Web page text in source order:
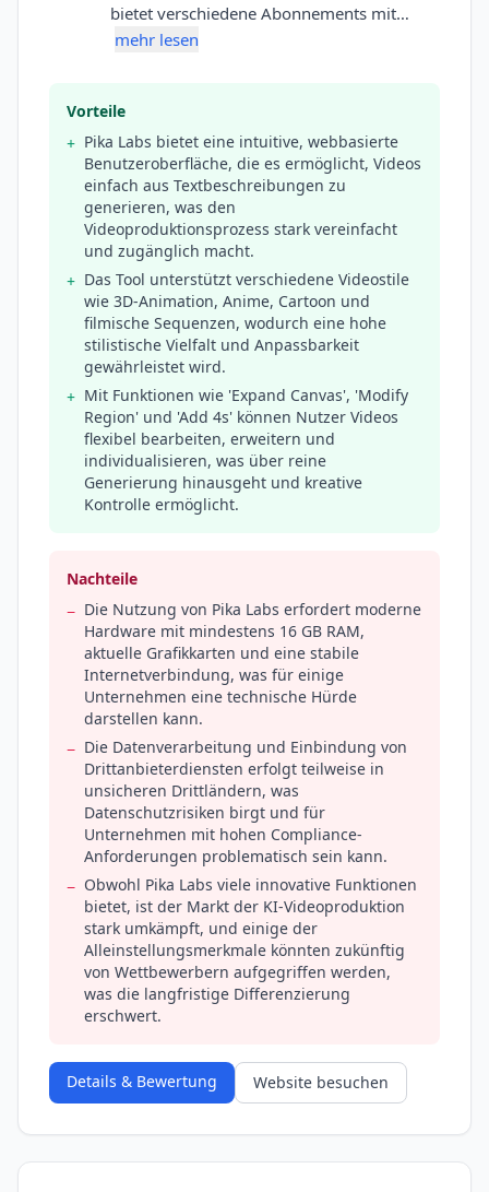
bietet verschiedene Abonnements mit…
mehr lesen
Vorteile
+ Pika Labs bietet eine intuitive, webbasierte
Benutzeroberfläche, die es ermöglicht, Videos
einfach aus Textbeschreibungen zu
generieren, was den
Videoproduktionsprozess stark vereinfacht
und zugänglich macht.
+ Das Tool unterstützt verschiedene Videostile
wie 3D-Animation, Anime, Cartoon und
filmische Sequenzen, wodurch eine hohe
stilistische Vielfalt und Anpassbarkeit
gewährleistet wird.
+ Mit Funktionen wie 'Expand Canvas', 'Modify
Region' und 'Add 4s' können Nutzer Videos
flexibel bearbeiten, erweitern und
individualisieren, was über reine
Generierung hinausgeht und kreative
Kontrolle ermöglicht.
Nachteile
− Die Nutzung von Pika Labs erfordert moderne
Hardware mit mindestens 16 GB RAM,
aktuelle Grafikkarten und eine stabile
Internetverbindung, was für einige
Unternehmen eine technische Hürde
darstellen kann.
− Die Datenverarbeitung und Einbindung von
Drittanbieterdiensten erfolgt teilweise in
unsicheren Drittländern, was
Datenschutzrisiken birgt und für
Unternehmen mit hohen Compliance-
Anforderungen problematisch sein kann.
− Obwohl Pika Labs viele innovative Funktionen
bietet, ist der Markt der KI-Videoproduktion
stark umkämpft, und einige der
Alleinstellungsmerkmale könnten zukünftig
von Wettbewerbern aufgegriffen werden,
was die langfristige Differenzierung
erschwert.
Details & Bewertung Website besuchen